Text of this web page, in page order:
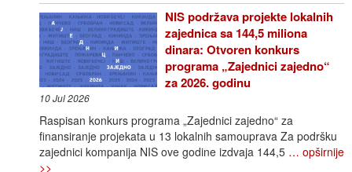
NIS podržava projekte lokalnih
zajednica sa 144,5 miliona
dinara: Otvoren konkurs
programa „Zajednici zajedno“
za 2026. godinu
10 Jul 2026
Raspisan konkurs programa „Zajednici zajedno“ za
finansiranje projekata u 13 lokalnih samouprava Za podršku
zajednici kompanija NIS ove godine izdvaja 144,5 … opširnije
>>